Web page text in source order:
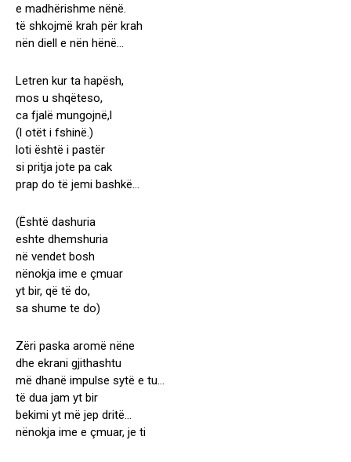
e madhërishme nënë.
të shkojmë krah për krah
nën diell e nën hënë…
Letren kur ta hapësh,
mos u shqëteso,
ca fjalë mungojnë,l
(l otët i fshinë.)
loti është i pastër
si pritja jote pa cak
prap do të jemi bashkë…
(Është dashuria
eshte dhemshuria
në vendet bosh
nënokja ime e çmuar
yt bir, që të do,
sa shume te do)
Zëri paska aromë nëne
dhe ekrani gjithashtu
më dhanë impulse sytë e tu…
të dua jam yt bir
bekimi yt më jep dritë…
nënokja ime e çmuar, je ti